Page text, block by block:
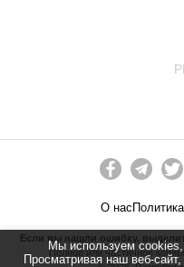
Мы используем cookies,
Просматривая наш веб-
О нас
Если вы нашли ошибку,
Полное или частичное